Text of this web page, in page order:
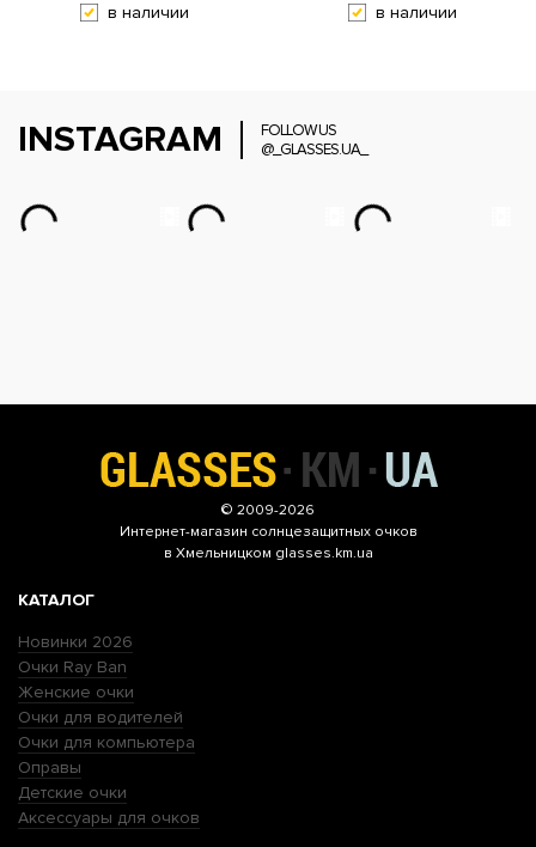
в наличии в наличии
INSTAGRAM
FOLLOW US
@_GLASSES.UA_
© 2009-2026
Интернет-магазин солнцезащитных очков
в Хмельницком glasses.km.ua
КАТАЛОГ
Новинки 2026
Очки Ray Ban
Женские очки
Очки для водителей
Очки для компьютера
Оправы
Детские очки
Аксессуары для очков